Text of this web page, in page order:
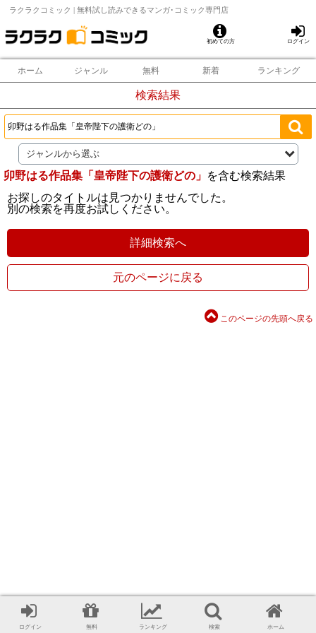
ラクラクコミック | 無料試し読みできるマンガ･コミック専門店
初めての方 ログイン
ホーム ジャンル 無料 新着 ランキング
検索結果
ジャンルから選ぶ
卯野はる作品集「皇帝陛下の護衛どの」 を含む検索結果
お探しのタイトルは見つかりませんでした。
別の検索を再度お試しください。
詳細検索へ
元のページに戻る
このページの先頭へ戻る
ログイン 無料 ランキング 検索 ホーム